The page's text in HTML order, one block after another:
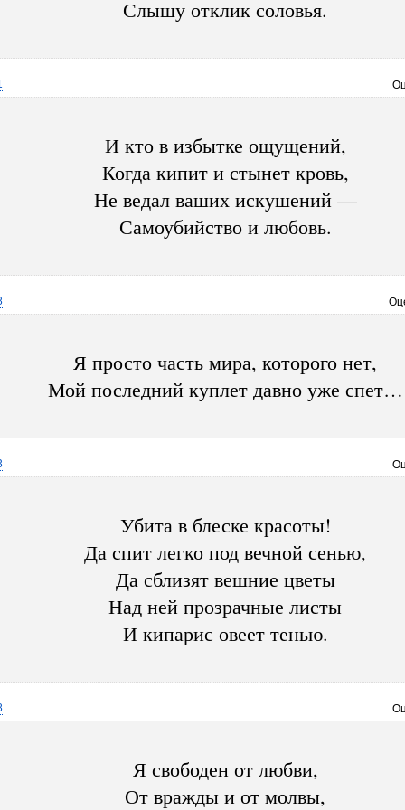
Слышу отклик соловья.
И кто в избытке ощущений,
Когда кипит и стынет кровь,
Не ведал ваших искушений —
Самоубийство и любовь.
Я просто часть мира, которого нет,
Мой последний куплет давно уже спет…
Убита в блеске красоты!
Да спит легко под вечной сенью,
Да сблизят вешние цветы
Над ней прозрачные листы
И кипарис овеет тенью.
Я свободен от любви,
От вражды и от молвы,